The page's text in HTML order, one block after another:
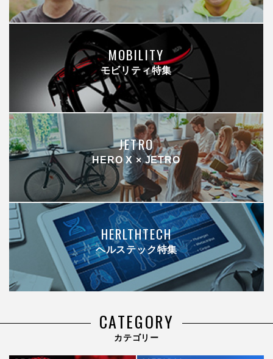
MOBILITY
モビリティ特集
JETRO
HERO X × JETRO
HERLTHTECH
ヘルステック特集
CATEGORY
カテゴリー